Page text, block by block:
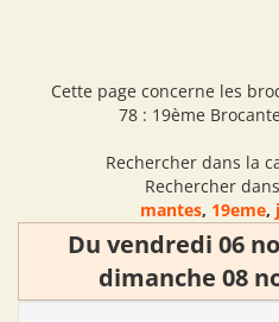
Cette page concerne les
78 : 19ème
Rechercher dans la
Rechercher
mantes, 19eme,
Du vendredi 06
dimanche 08